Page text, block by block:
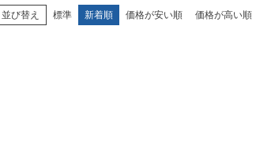
並び替え 標準 新着順 価格が安い順 価格が高い順